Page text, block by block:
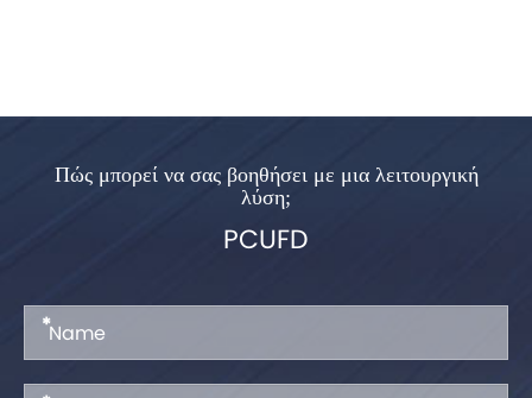
Πώς μπορεί να σας βοηθήσει με μια λειτουργική
λύση;
PCUFD
*